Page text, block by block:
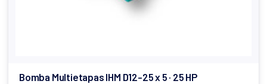
Bomba Multietapas IHM D12-25 x 5 · 25 HP